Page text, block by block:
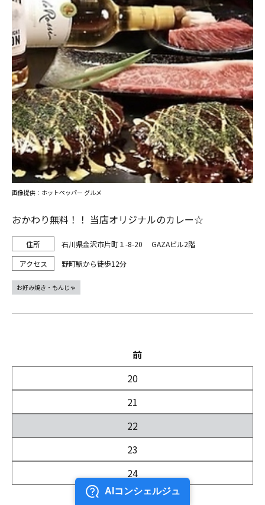
おかわり無料！！ 当店オリジナルのカレー☆
石川県金沢市片町１-8-20 GAZAビル2階
野町駅から徒歩12分
画像提供：ホットペッパー グルメ
お好み焼き・もんじゃ
前
20
21
22
23
24
次